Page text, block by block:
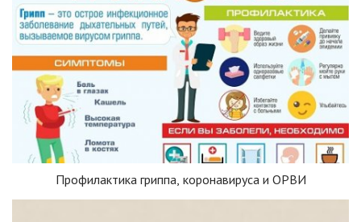
Профилактика гриппа, коронавируса и ОРВИ